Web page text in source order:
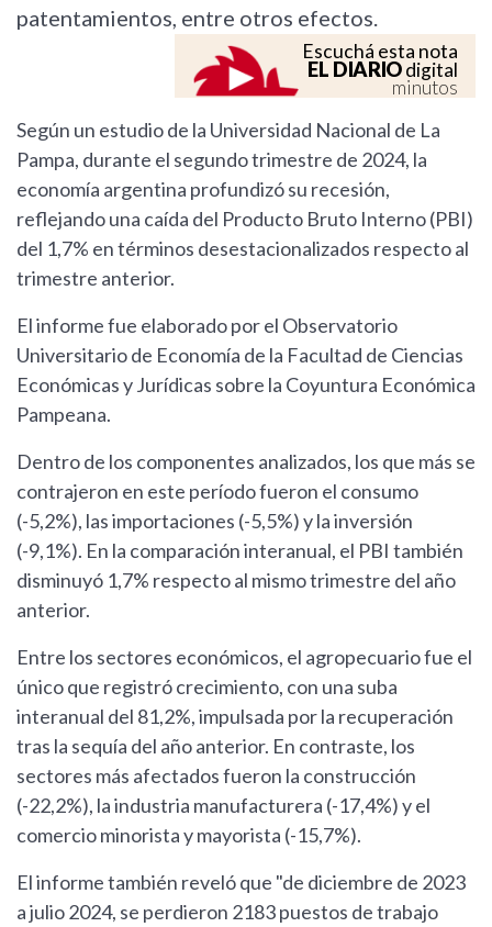
patentamientos, entre otros efectos.
Escuchá esta nota
EL DIARIOdigital
minutos
Según un estudio de la Universidad Nacional de La
Pampa, durante el segundo trimestre de 2024, la
economía argentina profundizó su recesión,
reflejando una caída del Producto Bruto Interno (PBI)
del 1,7% en términos desestacionalizados respecto al
trimestre anterior.
El informe fue elaborado por el Observatorio
Universitario de Economía de la Facultad de Ciencias
Económicas y Jurídicas sobre la Coyuntura Económica
Pampeana.
Dentro de los componentes analizados, los que más se
contrajeron en este período fueron el consumo
(-5,2%), las importaciones (-5,5%) y la inversión
(-9,1%). En la comparación interanual, el PBI también
disminuyó 1,7% respecto al mismo trimestre del año
anterior.
Entre los sectores económicos, el agropecuario fue el
único que registró crecimiento, con una suba
interanual del 81,2%, impulsada por la recuperación
tras la sequía del año anterior. En contraste, los
sectores más afectados fueron la construcción
(-22,2%), la industria manufacturera (-17,4%) y el
comercio minorista y mayorista (-15,7%).
El informe también reveló que "de diciembre de 2023
a julio 2024, se perdieron 2183 puestos de trabajo